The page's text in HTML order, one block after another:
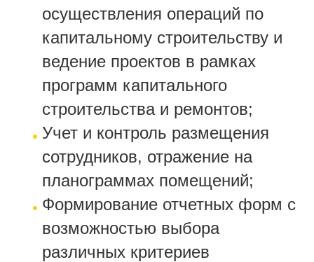
осуществления операций по
капитальному строительству и
ведение проектов в рамках
программ капитального
строительства и ремонтов;
Учет и контроль размещения
сотрудников, отражение на
планограммах помещений;
Формирование отчетных форм с
возможностью выбора
различных критериев